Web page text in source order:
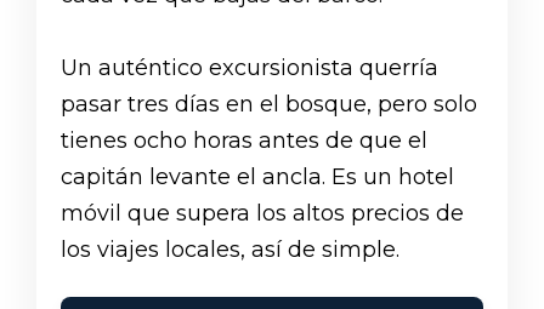
Un auténtico excursionista querría
pasar tres días en el bosque, pero solo
tienes ocho horas antes de que el
capitán levante el ancla. Es un hotel
móvil que supera los altos precios de
los viajes locales, así de simple.